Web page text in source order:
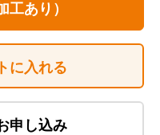
工あり）
に入れる
申し込み